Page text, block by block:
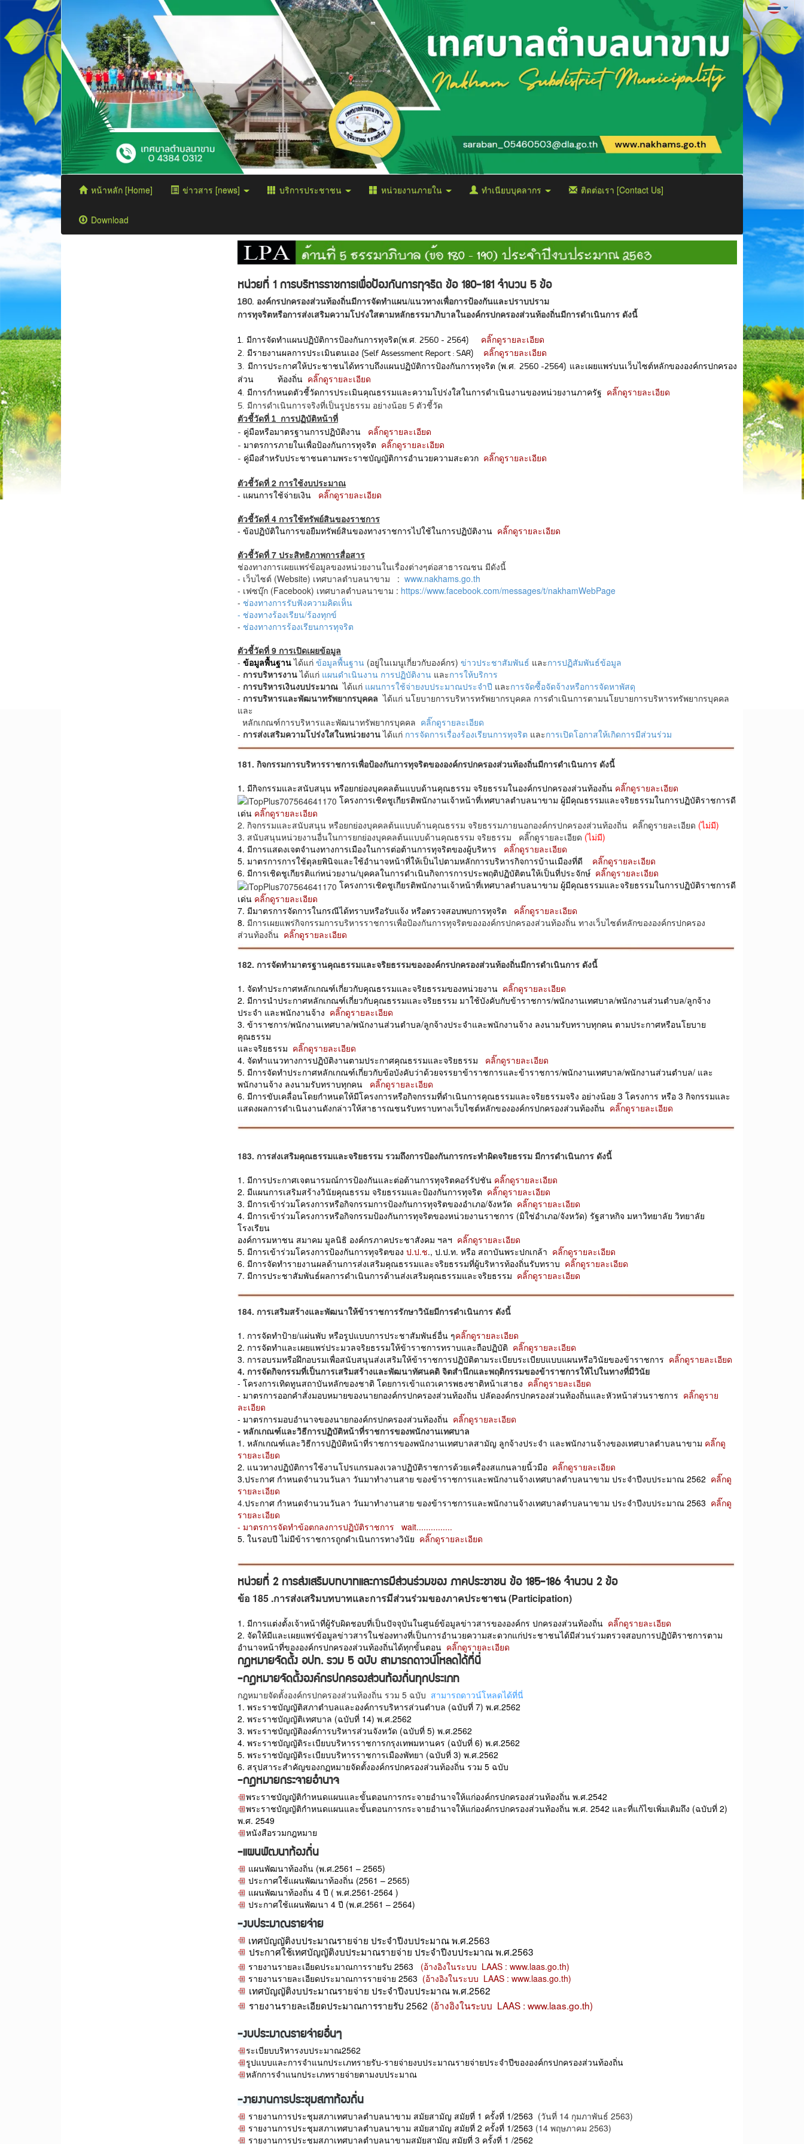
หน้าหลัก [Home] ข่าวสาร [news] บริการประชาชน หน่วยงานภายใน ทำเนียบบุคลากร ติดต่อเรา [Contact Us]
Download
หน่วยที่ 1 การบริหารราชการเพื่อป้องกันการทุจริต ข้อ 180-181 จำนวน 5 ข้อ
180. องค์กรปกครองส่วนท้องถิ่นมีการจัดทำแผน/แนวทางเพื่อการป้องกันและปราบปราม
การทุจริตหรือการส่งเสริมความโปร่งใสตามหลักธรรมาภิบาลในองค์กรปกครองส่วนท้องถิ่นมีการดำเนินการ ดังนี้
1. มีการจัดทำแผนปฏิบัติการป้องกันการทุจริต(พ.ศ. 2560 - 2564)
คลิ๊กดูรายละเอียด
2. มีรายงานผลการประเมินตนเอง (Self Assessment Report : SAR)
คลิ๊กดูรายละเอียด
3. มีการประกาศให้ประชาชนได้ทราบถึงแผนปฏิบัติการป้องกันการทุจริต (พ.ศ. 2560 -2564) และเผยแพร่บนเว็บไซต์หลักขององค์กรปกครอง
ส่วน ท้องถิ่น คลิ๊กดูรายละเอียด
4. มีการกำหนดตัวชี้วัดการประเมินคุณธรรมและความโปร่งใสในการดำเนินงานของหน่วยงานภาครัฐ คลิ๊กดูรายละเอียด
5. มีการดำเนินการจริงที่เป็นรูปธรรม อย่างน้อย 5 ตัวชี้วัด
ตัวชี้วัดที่ 1 การปฏิบัติหน้าที่
- คู่มือหรือมาตรฐานการปฏิบัติงาน
คลิ๊กดูรายละเอียด
- มาตรการภายในเพื่อป้องกันการทุจริต
คลิ๊กดูรายละเอียด
- คู่มือสำหรับประชาชนตามพระราชบัญญัติการอำนวยความสะดวก คลิ๊กดูรายละเอียด
ตัวชี้วัดที่ 2 การใช้งบประมาณ
- แผนการใช้จ่ายเงิน
คลิ๊กดูรายละเอียด
ตัวชี้วัดที่ 4 การใช้ทรัพย์สินของราชการ
- ข้อปฏิบัติในการขอยืมทรัพย์สินของทางราชการไปใช้ในการปฏิบัติงาน คลิ๊กดูรายละเอียด
ตัวชี้วัดที่ 7 ประสิทธิภาพการสื่อสาร
ช่องทางการเผยแพร่ข้อมูลของหน่วยงานในเรื่องต่างๆต่อสาธารณชน มีดังนี้
- เว็บไซต์ (Website) เทศบาลตำบลนาขาม : www.nakhams.go.th
- เฟซบุ๊ก (Facebook) เทศบาลตำบลนาขาม : https://www.facebook.com/messages/t/nakhamWebPage
- ช่องทางการรับฟังความคิดเห็น
- ช่องทางร้องเรียน/ร้องทุกข์
- ช่องทางการร้องเรียนการทุจริต
ตัวชี้วัดที่ 9 การเปิดเผยข้อมูล
- ข้อมูลพื้นฐาน ได้แก่ ข้อมูลพื้นฐาน (อยู่ในเมนูเกี่ยวกับองค์กร) ข่าวประชาสัมพันธ์ และการปฏิสัมพันธ์ข้อมูล
- การบริหารงานได้แก่ แผนดำเนินงาน การปฏิบัติงาน และการให้บริการ
- การบริหารเงินงบประมาณ ได้แก่ แผนการใช้จ่ายงบประมาณประจำปี และการจัดซื้อจัดจ้างหรือการจัดหาพัสดุ
- การบริหารและพัฒนาทรัพยากรบุคคล ได้แก่ นโยบายการบริหารทรัพยากรบุคคล การดำเนินการตามนโยบายการบริหารทรัพยากรบุคคล
และ
หลักเกณฑ์การบริหารและพัฒนาทรัพยากรบุคคล คลิ๊กดูรายละเอียด
- การส่งเสริมความโปร่งใสในหน่วยงานได้แก่ การจัดการเรื่องร้องเรียนการทุจริต และการเปิดโอกาสให้เกิดการมีส่วนร่วม
181. กิจกรรมการบริหารราชการเพื่อป้องกันการทุจริตขององค์กรปกครองส่วนท้องถิ่นมีการดำเนินการ ดังนี้
1. มีกิจกรรมและสนับสนุน หรือยกย่องบุคคลต้นแบบด้านคุณธรรม จริยธรรมในองค์กรปกครองส่วนท้องถิ่น คลิ๊กดูรายละเอียด
โครงการเชิดชูเกียรติพนักงานเจ้าหน้าที่เทศบาลตำบลนาขาม ผู้มีคุณธรรมและจริยธรรมในการปฏิบัติราชการดี
เด่น คลิ๊กดูรายละเอียด
2. กิจกรรมและสนับสนุน หรือยกย่องบุคคลต้นแบบด้านคุณธรรม จริยธรรมภายนอกองค์กรปกครองส่วนท้องถิ่น คลิ๊กดูรายละเอียด (ไม่มี)
3. สนับสนุนหน่วยงานอื่นในการยกย่องบุคคลต้นแบบด้านคุณธรรม จริยธรรม คลิ๊กดูรายละเอียด (ไม่มี)
4. มีการแสดงเจตจำนงทางการเมืองในการต่อต้านการทุจริตของผู้บริหาร
คลิ๊กดูรายละเอียด
5. มาตรการการใช้ดุลยพินิจและใช้อำนาจหน้าที่ให้เป็นไปตามหลักการบริหารกิจการบ้านเมืองที่ดี คลิ๊กดูรายละเอียด
6. มีการเชิดชูเกียรติแก่หน่วยงาน/บุคคลในการดำเนินกิจการการประพฤติปฏิบัติตนให้เป็นที่ประจักษ์ คลิ๊กดูรายละเอียด
โครงการเชิดชูเกียรติพนักงานเจ้าหน้าที่เทศบาลตำบลนาขาม ผู้มีคุณธรรมและจริยธรรมในการปฏิบัติราชการดี
เด่น คลิ๊กดูรายละเอียด
7. มีมาตรการจัดการในกรณีได้ทราบหรือรับแจ้ง หรือตรวจสอบพบการทุจริต คลิ๊กดูรายละเอียด
8. มีการเผยแพร่กิจกรรมการบริหารราชการเพื่อป้องกันการทุจริตขององค์กรปกครองส่วนท้องถิ่น ทางเว็บไซต์หลักขององค์กรปกครอง
ส่วนท้องถิ่น คลิ๊กดูรายละเอียด
182. การจัดทำมาตรฐานคุณธรรมและจริยธรรมขององค์กรปกครองส่วนท้องถิ่นมีการดำเนินการ ดังนี้
1. จัดทำประกาศหลักเกณฑ์เกี่ยวกับคุณธรรมและจริยธรรมของหน่วยงาน คลิ๊กดูรายละเอียด
2. มีการนำประกาศหลักเกณฑ์เกี่ยวกับคุณธรรมและจริยธรรม มาใช้บังคับกับข้าราชการ/พนักงานเทศบาล/พนักงานส่วนตำบล/ลูกจ้าง
ประจำ และพนักงานจ้าง คลิ๊กดูรายละเอียด
3. ข้าราชการ/พนักงานเทศบาล/พนักงานส่วนตำบล/ลูกจ้างประจำและพนักงานจ้าง ลงนามรับทราบทุกคน ตามประกาศหรือนโยบาย
คุณธรรม
และจริยธรรม คลิ๊กดูรายละเอียด
4. จัดทำแนวทางการปฏิบัติงานตามประกาศคุณธรรมและจริยธรรม
คลิ๊กดูรายละเอียด
5. มีการจัดทำประกาศหลักเกณฑ์เกี่ยวกับข้อบังคับว่าด้วยจรรยาข้าราชการและข้าราชการ/พนักงานเทศบาล/พนักงานส่วนตำบล/ และ
พนักงานจ้าง ลงนามรับทราบทุกคน
คลิ๊กดูรายละเอียด
6. มีการขับเคลื่อนโดยกำหนดให้มีโครงการหรือกิจกรรมที่ดำเนินการคุณธรรมและจริยธรรมจริง อย่างน้อย 3 โครงการ หรือ 3 กิจกรรมและ
แสดงผลการดำเนินงานดังกล่าวให้สาธารณชนรับทราบทางเว็บไซต์หลักขององค์กรปกครองส่วนท้องถิ่น คลิ๊กดูรายละเอียด
183. การส่งเสริมคุณธรรมและจริยธรรม รวมถึงการป้องกันการกระทำผิดจริยธรรม มีการดำเนินการ ดังนี้
1. มีการประกาศเจตนารมณ์การป้องกันและต่อต้านการทุจริตคอร์รัปชัน คลิ๊กดูรายละเอียด
2. มีแผนการเสริมสร้างวินัยคุณธรรม จริยธรรมและป้องกันการทุจริต คลิ๊กดูรายละเอียด
3. มีการเข้าร่วมโครงการหรือกิจกรรมการป้องกันการทุจริตของอำเภอ/จังหวัด คลิ๊กดูรายละเอียด
4. มีการเข้าร่วมโครงการหรือกิจกรรมป้องกันการทุจริตของหน่วยงานราชการ (มิใช่อำเภอ/จังหวัด) รัฐสาหกิจ มหาวิทยาลัย วิทยาลัย
โรงเรียน
องค์การมหาชน สมาคม มูลนิธิ องค์กรภาคประชาสังคม ฯลฯ คลิ๊กดูรายละเอียด
5. มีการเข้าร่วมโครงการป้องกันการทุจริตของ ป.ป.ช., ป.ป.ท. หรือ สถาบันพระปกเกล้า คลิ๊กดูรายละเอียด
6. มีการจัดทำรายงานผลด้านการส่งเสริมคุณธรรมและจริยธรรมที่ผู้บริหารท้องถิ่นรับทราบ คลิ๊กดูรายละเอียด
7. มีการประชาสัมพันธ์ผลการดำเนินการด้านส่งเสริมคุณธรรมและจริยธรรม คลิ๊กดูรายละเอียด
184. การเสริมสร้างและพัฒนาให้ข้าราชการรักษาวินัยมีการดำเนินการ ดังนี้
1. การจัดทำป้าย/แผ่นพับ หรือรูปแบบการประชาสัมพันธ์อื่น ๆคลิ๊กดูรายละเอียด
2. การจัดทำและเผยแพร่ประมวลจริยธรรมให้ข้าราชการทราบและถือปฏิบัติ คลิ๊กดูรายละเอียด
3. การอบรมหรือฝึกอบรมเพื่อสนับสนุนส่งเสริมให้ข้าราชการปฏิบัติตามระเบียบระเบียบแบบแผนหรือวินัยของข้าราชการ คลิ๊กดูรายละเอียด
4. การจัดกิจกรรมที่เป็นการเสริมสร้างและพัฒนาทัศนคติ จิตสำนึกและพฤติกรรมของข้าราชการให้ไปในทางที่มีวินัย
- โครงการเทิดทูนสถาบันหลักของชาติ โดยการเข้าแถวเคารพธงชาติหน้าเสาธง คลิ๊กดูรายละเอียด
- มาตรการออกคําสั่งมอบหมายของนายกองค์กรปกครองส่วนท้องถิ่น ปลัดองค์กรปกครองส่วนท้องถิ่นและหัวหน้าส่วนราชการ คลิ๊กดูราย
ละเอียด
- มาตรการมอบอํานาจของนายกองค์กรปกครองส่วนท้องถิ่น คลิ๊กดูรายละเอียด
- หลักเกณฑ์และวิธีการปฏิบัติหน้าที่ราชการของพนักงานเทศบาล
1. หลักเกณฑ์และวิธีการปฏิบัติหน้าที่ราชการของพนักงานเทศบาลสามัญ ลูกจ้างประจำ และพนักงานจ้างของเทศบาลตำบลนาขาม คลิ๊กดู
รายละเอียด
2. แนวทางปฏิบัติการใช้งานโปรแกรมลงเวลาปฏิบัติราชการด้วยเครื่องสแกนลายนิ้วมือ คลิ๊กดูรายละเอียด
3.ประกาศ กำหนดจำนวนวันลา วันมาทำงานสาย ของข้าราชการและพนักงานจ้างเทศบาลตำบลนาขาม ประจำปีงบประมาณ 2562 คลิ๊กดู
รายละเอียด
4.ประกาศ กำหนดจำนวนวันลา วันมาทำงานสาย ของข้าราชการและพนักงานจ้างเทศบาลตำบลนาขาม ประจำปีงบประมาณ 2563 คลิ๊กดู
รายละเอียด
- มาตรการจัดทําข้อตกลงการปฏิบัติราชการ wait...............
5. ในรอบปี ไม่มีข้าราชการถูกดำเนินการทางวินัย คลิ๊กดูรายละเอียด
หน่วยที่ 2 การส่งเสริมบทบาทและการมีส่วนร่วมของ ภาคประชาชน ข้อ 185-186 จำนวน 2 ข้อ
ข้อ 185 .การส่งเสริมบทบาทและการมีส่วนร่วมของภาคประชาชน (Participation)
1. มีการแต่งตั้งเจ้าหน้าที่ผู้รับผิดชอบที่เป็นปัจจุบันในศูนย์ข้อมูลข่าวสารขององค์กร ปกครองส่วนท้องถิ่น คลิ๊กดูรายละเอียด
2. จัดให้มีและเผยแพร่ข้อมูลข่าวสารในช่องทางที่เป็นการอำนวยความสะดวกแก่ประชาชนได้มีส่วนร่วมตรวจสอบการปฏิบัติราชการตาม
อำนาจหน้าที่ขององค์กรปกครองส่วนท้องถิ่นได้ทุกขั้นตอน คลิ๊กดูรายละเอียด
กฎหมายจัดตั้ง อปท. รวม 5 ฉบับ สามารถดาวน์โหลดได้ที่นี่
-กฎหมายจัดตั้งองค์กรปกครองส่วนท้องถิ่นทุกประเภท
กฎหมายจัดตั้งองค์กรปกครองส่วนท้องถิ่น รวม 5 ฉบับ สามารถดาวน์โหลดได้ที่นี่
1. พระราชบัญญัติสภาตำบลและองค์การบริหารส่วนตำบล (ฉบับที่ 7) พ.ศ.2562
2. พระราชบัญญัติเทศบาล (ฉบับที่ 14) พ.ศ.2562
3. พระราชบัญญัติองค์การบริหารส่วนจังหวัด (ฉบับที่ 5) พ.ศ.2562
4. พระราชบัญญัติระเบียบบริหารราชการกรุงเทพมหานคร (ฉบับที่ 6) พ.ศ.2562
5. พระราชบัญญัติระเบียบบริหารราชการเมืองพัทยา (ฉบับที่ 3) พ.ศ.2562
6. สรุปสาระสำคัญของกฏหมายจัดตั้งองค์กรปกครองส่วนท้องถิ่น รวม 5 ฉบับ
-กฎหมายกระจายอำนาจ
พระราชบัญญัติกําหนดแผนและขั้นตอนการกระจายอํานาจให้แก่องค์กรปกครองส่วนท้องถิ่น พ.ศ.2542
พระราชบัญญัติกำหนดแผนและขั้นตอนการกระจายอำนาจให้แก่องค์กรปกครองส่วนท้องถิ่น พ.ศ. 2542 และที่แก้ไขเพิ่มเติมถึง (ฉบับที่ 2)
พ.ศ. 2549
หนังสือรวมกฎหมาย
- แผนพัฒนาท้องถิ่น
แผนพัฒนาท้องถิ่น (พ.ศ.2561 – 2565)
ประกาศใช้แผนพัฒนาท้องถิ่น (2561 – 2565)
แผนพัฒนาท้องถิ่น 4 ปี ( พ.ศ.2561-2564 )
ประกาศใช้แผนพัฒนา 4 ปี (พ.ศ.2561 – 2564)
-งบประมาณรายจ่าย
เทศบัญญัติงบประมาณรายจ่าย ประจำปีงบประมาณ พ.ศ.2563
ประกาศใช้เทศบัญญัติงบประมาณรายจ่าย ประจำปีงบประมาณ พ.ศ.2563
รายงานรายละเอียดประมาณการรายรับ 2563
(อ้างอิงในระบบ LAAS : www.laas.go.th)
รายงานรายละเอียดประมาณการรายจ่าย 2563 (อ้างอิงในระบบ LAAS : www.laas.go.th)
เทศบัญญัติงบประมาณรายจ่าย ประจำปีงบประมาณ พ.ศ.2562
รายงานรายละเอียดประมาณการรายรับ 2562 (อ้างอิงในระบบ LAAS : www.laas.go.th)
-งบประมาณรายจ่ายอื่นๆ
ระเบียบบริหารงบประมาณ2562
รูปแบบและการจำแนกประเภทรายรับ-รายจ่ายงบประมาณรายจ่ายประจำปีขององค์กรปกครองส่วนท้องถิ่น
หลักการจำแนกประเภทรายจ่ายตามงบประมาณ
-งายงานการประชุมสภาท้องถิ่น
รายงานการประชุมสภาเทศบาลตำบลนาขาม สมัยสามัญ สมัยที่ 1 ครั้งที่ 1/2563 (วันที่ 14 กุมภาพันธ์ 2563)
รายงานการประชุมสภาเทศบาลตำบลนาขาม สมัยสามัญ สมัยที่ 2 ครั้งที่ 1/2563 (14 พฤษภาคม 2563)
รายงานการประชุมสภาเทศบาลตำบลนาขามสมัยสามัญ สมัยที่ 3 ครั้งที่ 1 /2562